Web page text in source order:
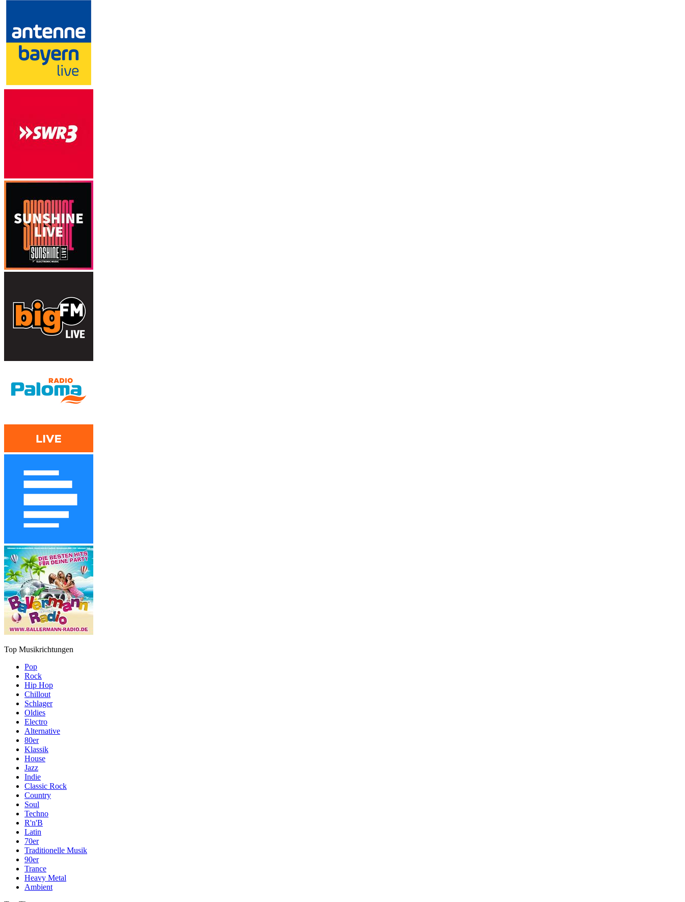
Top Musikrichtungen
Pop
Rock
Hip Hop
Chillout
Schlager
Oldies
Electro
Alternative
80er
Klassik
House
Jazz
Indie
Classic Rock
Country
Soul
Techno
R'n'B
Latin
70er
Traditionelle Musik
90er
Trance
Heavy Metal
Ambient